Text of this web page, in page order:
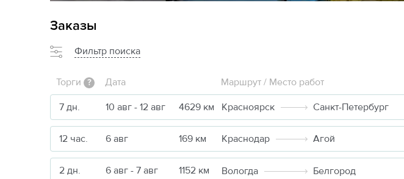
Заказы
Фильтр поиска
Торги ? Дата Маршрут / Место работ
7 дн. 10 авг - 12 авг 4629 км Красноярск Санкт-Петербург
12 час. 6 авг 169 км Краснодар Агой
2 дн. 6 авг - 7 авг 1152 км Вологда Белгород